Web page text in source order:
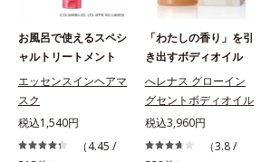
お風呂で使えるスペシ
ャルトリートメント
エッセンスインヘアマ
スク
税込1,540円
（4.45 /
「わたしの香り」を引
き出すボディオイル
へレナス グローイン
グセントボディオイル
税込3,960円
（3.8 /